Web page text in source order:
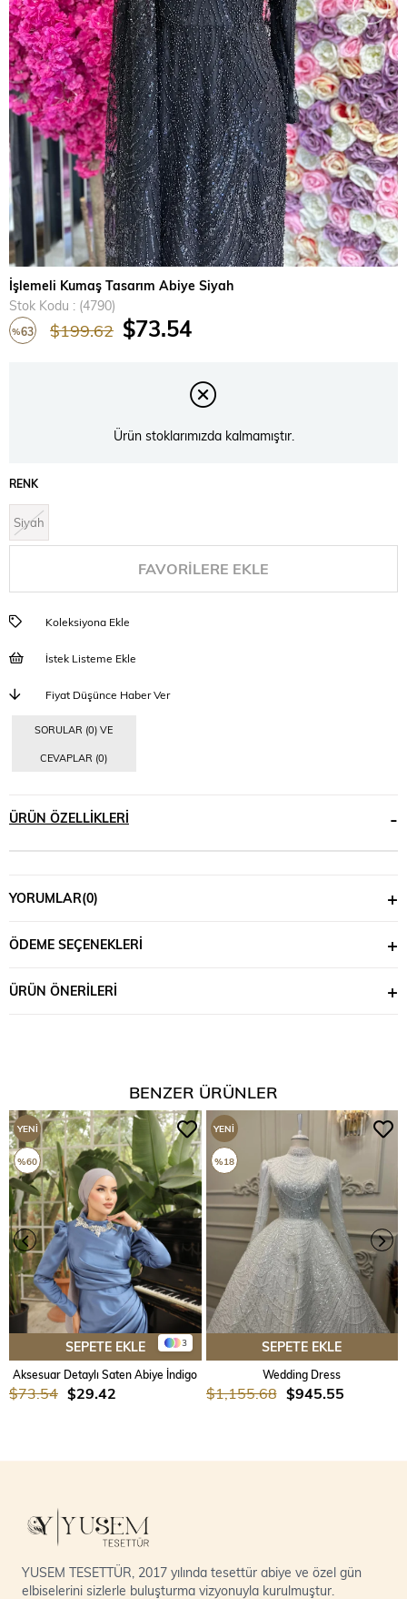
İşlemeli Kumaş Tasarım Abiye Siyah
Stok Kodu
(4790)
%63 $199.62 $73.54
Ürün stoklarımızda kalmamıştır.
RENK
Siyah
FAVORILERE EKLE
Koleksiyona Ekle
İstek Listeme Ekle
Fiyat Düşünce Haber Ver
SORULAR (0) VE
CEVAPLAR (0)
ÜRÜN ÖZELLIKLERI
YORUMLAR(0)
ÖDEME SEÇENEKLERI
ÜRÜN ÖNERILERI
BENZER ÜRÜNLER
3
SEPETE EKLE
Aksesuar Detaylı Saten Abiye İndigo
$29.42
$73.54
YENI
ÜRÜN
%60
SEPETE EKLE
Wedding Dress
$945.55
$1,155.68
YENI
ÜRÜN
%18
YUSEM TESETTÜR, 2017 yılında tesettür abiye ve özel gün
elbiselerini sizlerle buluşturma vizyonuyla kurulmuştur.